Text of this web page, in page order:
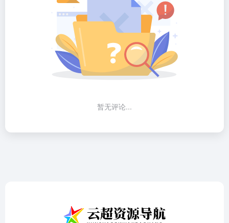
暂无评论...